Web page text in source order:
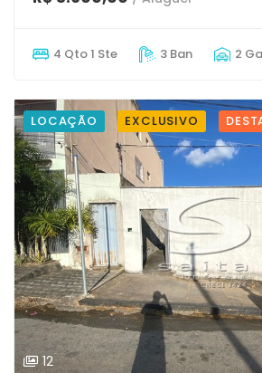
4 Qto 1 Ste 3 Ban 2
LOCAÇÃO EXCLUSIVO
12